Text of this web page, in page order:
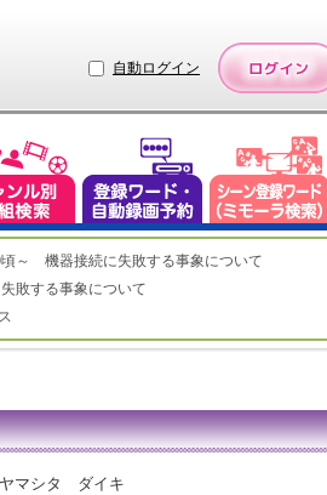
自動ログイン
頃～ 機器接続に失敗する事象について
敗する事象について
ヤマシタ ダイキ